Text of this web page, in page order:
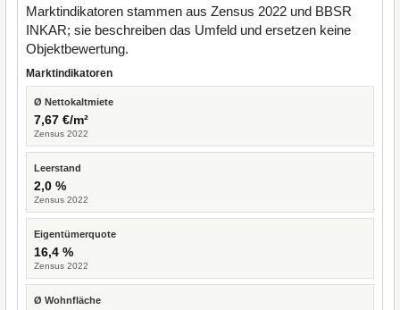
Marktindikatoren stammen aus Zensus 2022 und BBSR
INKAR; sie beschreiben das Umfeld und ersetzen keine
Objektbewertung.
Marktindikatoren
Ø Nettokaltmiete
7,67 €/m²
Zensus 2022
Leerstand
2,0 %
Zensus 2022
Eigentümerquote
16,4 %
Zensus 2022
Ø Wohnfläche